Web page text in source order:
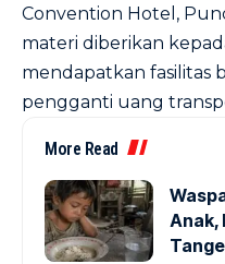
Convention Hotel,
materi diberikan
mendapatkan fasilitas
pengganti uang
More Read
Anak,